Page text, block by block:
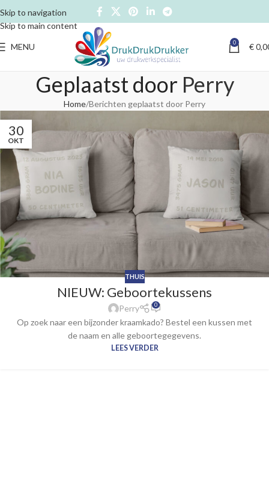
Skip to navigation
Skip to main content
MENU 0 €
Geplaatst door Perry
Home Berichten geplaatst door Perry
30
OKT
THUIS
NIEUW: Geboortekussens
Perry 0
Op zoek naar een bijzonder kraamkado? Bestel een kussen met
de naam en alle geboortegegevens.
LEES VERDER